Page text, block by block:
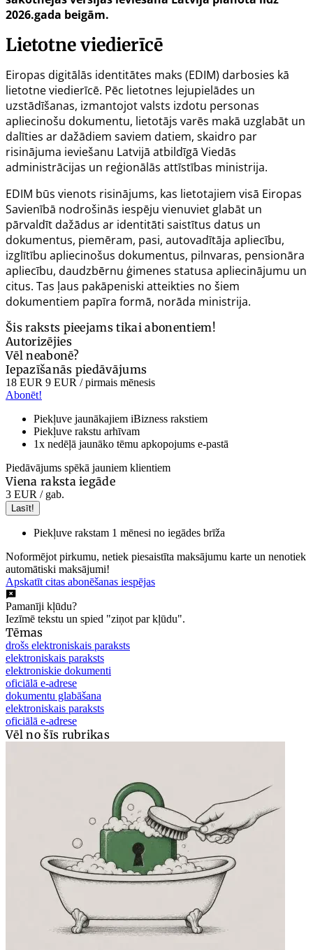
2026.gada beigām.
Lietotne viedierīcē
Eiropas digitālās identitātes maks (EDIM) darbosies kā
lietotne viedierīcē. Pēc lietotnes lejupielādes un
uzstādīšanas, izmantojot valsts izdotu personas
apliecinošu dokumentu, lietotājs varēs makā uzglabāt un
dalīties ar dažādiem saviem datiem, skaidro par
risinājuma ieviešanu Latvijā atbildīgā Viedās
administrācijas un reģionālās attīstības ministrija.
EDIM būs vienots risinājums, kas lietotajiem visā Eiropas
Savienībā nodrošinās iespēju vienuviet glabāt un
pārvaldīt dažādus ar identitāti saistītus datus un
dokumentus, piemēram, pasi, autovadītāja apliecību,
izglītību apliecinošus dokumentus, pilnvaras, pensionāra
apliecību, daudzbērnu ģimenes statusa apliecinājumu un
citus. Tas ļaus pakāpeniski atteikties no šiem
dokumentiem papīra formā, norāda ministrija.
Šis raksts pieejams tikai abonentiem!
Autorizējies
Vēl neabonē?
Iepazīšanās piedāvājums
18 EUR 9 EUR / pirmais mēnesis
Abonēt!
Piekļuve jaunākajiem iBizness rakstiem
Piekļuve rakstu arhīvam
1x nedēļā jaunāko tēmu apkopojums e-pastā
Piedāvājums spēkā jauniem klientiem
Viena raksta iegāde
3 EUR / gab.
Lasīt!
Piekļuve rakstam 1 mēnesi no iegādes brīža
Noformējot pirkumu, netiek piesaistīta maksājumu karte un nenotiek
automātiski maksājumi!
Apskatīt citas abonēšanas iespējas
Pamanīji kļūdu?
Iezīmē tekstu un spied "ziņot par kļūdu".
Tēmas
drošs elektroniskais paraksts
elektroniskais paraksts
elektroniskie dokumenti
oficiālā e-adrese
dokumentu glabāšana
elektroniskais paraksts
oficiālā e-adrese
Vēl no šīs rubrikas